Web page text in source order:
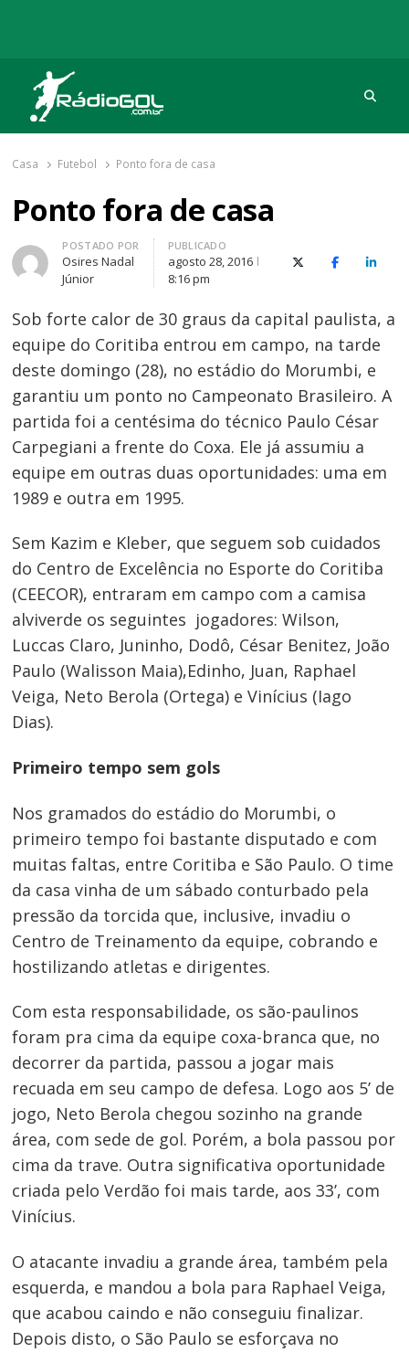
Rádio Gol
Há mais de 20 anos com as melhores coberturas
Casa Futebol Ponto fora de casa
Ponto fora de casa
Autor
POSTADO POR
Osires Nadal
Júnior
PUBLICADO
agosto 28, 2016
8:16 pm
X (Twitter)Facebook
O
Sob forte calor de 30 graus da capital paulista, a
equipe do Coritiba entrou em campo, na tarde
deste domingo (28), no estádio do Morumbi, e
garantiu um ponto no Campeonato Brasileiro. A
partida foi a centésima do técnico Paulo César
Carpegiani a frente do Coxa. Ele já assumiu a
equipe em outras duas oportunidades: uma em
1989 e outra em 1995.
Sem Kazim e Kleber, que seguem sob cuidados
do Centro de Excelência no Esporte do Coritiba
(CEECOR), entraram em campo com a camisa
alviverde os seguintes jogadores: Wilson,
Luccas Claro, Juninho, Dodô, César Benitez, João
Paulo (Walisson Maia),Edinho, Juan, Raphael
Veiga, Neto Berola (Ortega) e Vinícius (Iago
Dias).
Primeiro tempo sem gols
Nos gramados do estádio do Morumbi, o
primeiro tempo foi bastante disputado e com
muitas faltas, entre Coritiba e São Paulo. O time
da casa vinha de um sábado conturbado pela
pressão da torcida que, inclusive, invadiu o
Centro de Treinamento da equipe, cobrando e
hostilizando atletas e dirigentes.
Com esta responsabilidade, os são-paulinos
foram pra cima da equipe coxa-branca que, no
decorrer da partida, passou a jogar mais
recuada em seu campo de defesa. Logo aos 5’ de
jogo, Neto Berola chegou sozinho na grande
área, com sede de gol. Porém, a bola passou por
cima da trave. Outra significativa oportunidade
criada pelo Verdão foi mais tarde, aos 33’, com
Vinícius.
O atacante invadiu a grande área, também pela
esquerda, e mandou a bola para Raphael Veiga,
que acabou caindo e não conseguiu finalizar.
Depois disto, o São Paulo se esforçava no